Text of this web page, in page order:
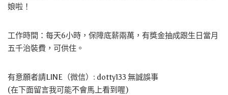
娘啦！
工作時間：每天6小時，保障底薪兩萬，有獎金抽成跟生日當月
五千治裝費，可供住。
有意願者請LINE（微信）: dotty133 無誠誤事
(在下面留言我可能不會馬上看到喔)